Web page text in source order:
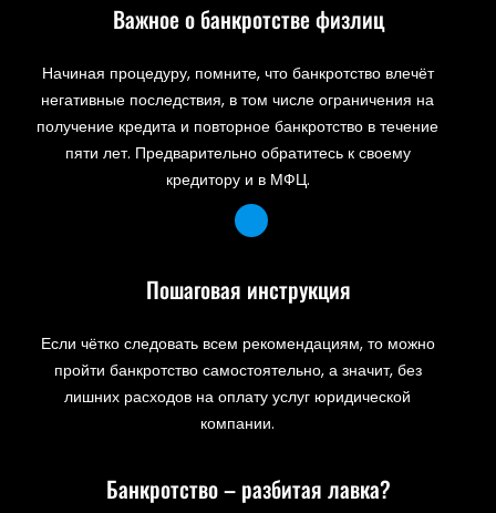
Важное о банкротстве физлиц
Начиная процедуру, помните, что банкротство влечёт
негативные последствия, в том числе ограничения на
получение кредита и повторное банкротство в течение
пяти лет. Предварительно обратитесь к своему
кредитору и в МФЦ.
Пошаговая инструкция
Если чётко следовать всем рекомендациям, то можно
пройти банкротство самостоятельно, а значит, без
лишних расходов на оплату услуг юридической
компании.
Банкротство – разбитая лавка?